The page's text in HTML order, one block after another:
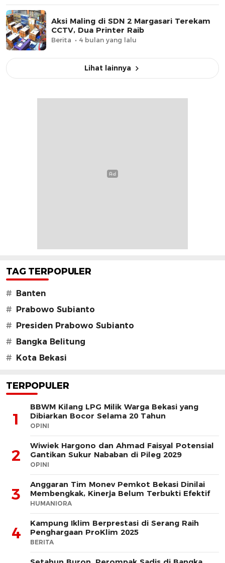
Aksi Maling di SDN 2 Margasari Terekam
CCTV, Dua Printer Raib
Berita 4 bulan yang lalu
Lihat lainnya
TAG TERPOPULER
# Banten
# Prabowo Subianto
# Presiden Prabowo Subianto
# Bangka Belitung
# Kota Bekasi
TERPOPULER
1
BBWM Kilang LPG Milik Warga Bekasi yang
Dibiarkan Bocor Selama 20 Tahun
OPINI
2
Wiwiek Hargono dan Ahmad Faisyal Potensial
Gantikan Sukur Nababan di Pileg 2029
OPINI
3
Anggaran Tim Monev Pemkot Bekasi Dinilai
Membengkak, Kinerja Belum Terbukti Efektif
HUMANIORA
4
Kampung Iklim Berprestasi di Serang Raih
Penghargaan ProKlim 2025
BERITA